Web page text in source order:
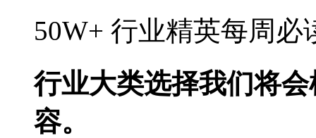
50W+ 行业精英每周
行业大类选择我们将
容。